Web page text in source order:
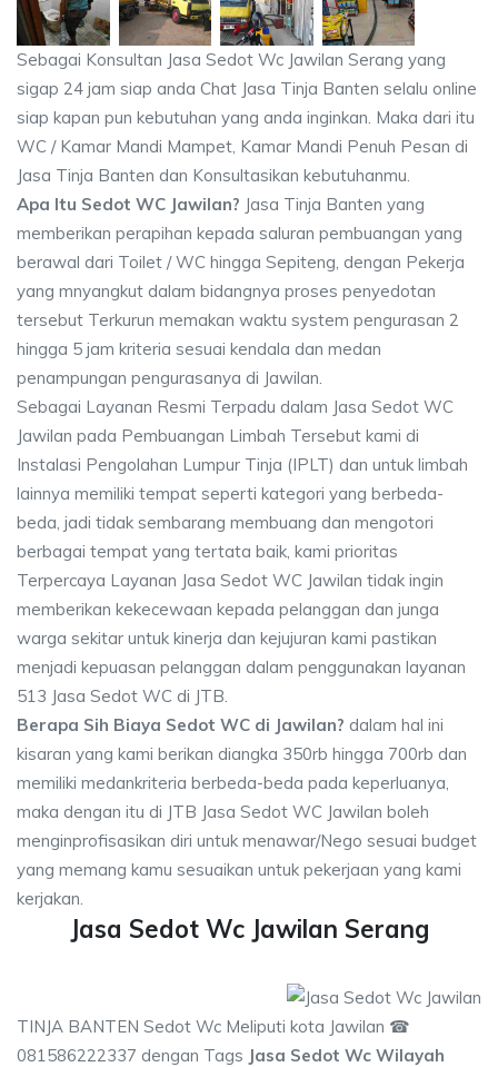
Sebagai Konsultan Jasa Sedot Wc Jawilan Serang yang
sigap 24 jam siap anda Chat Jasa Tinja Banten selalu online
siap kapan pun kebutuhan yang anda inginkan. Maka dari itu
WC / Kamar Mandi Mampet, Kamar Mandi Penuh Pesan di
Jasa Tinja Banten dan Konsultasikan kebutuhanmu.
Apa Itu Sedot WC Jawilan? Jasa Tinja Banten yang
memberikan perapihan kepada saluran pembuangan yang
berawal dari Toilet / WC hingga Sepiteng, dengan Pekerja
yang mnyangkut dalam bidangnya proses penyedotan
tersebut Terkurun memakan waktu system pengurasan 2
hingga 5 jam kriteria sesuai kendala dan medan
penampungan pengurasanya di Jawilan.
Sebagai Layanan Resmi Terpadu dalam Jasa Sedot WC
Jawilan pada Pembuangan Limbah Tersebut kami di
Instalasi Pengolahan Lumpur Tinja (IPLT) dan untuk limbah
lainnya memiliki tempat seperti kategori yang berbeda-
beda, jadi tidak sembarang membuang dan mengotori
berbagai tempat yang tertata baik, kami prioritas
Terpercaya Layanan Jasa Sedot WC Jawilan tidak ingin
memberikan kekecewaan kepada pelanggan dan junga
warga sekitar untuk kinerja dan kejujuran kami pastikan
menjadi kepuasan pelanggan dalam penggunakan layanan
513 Jasa Sedot WC di JTB.
Berapa Sih Biaya Sedot WC di Jawilan? dalam hal ini
kisaran yang kami berikan diangka 350rb hingga 700rb dan
memiliki medankriteria berbeda-beda pada keperluanya,
maka dengan itu di JTB Jasa Sedot WC Jawilan boleh
menginprofisasikan diri untuk menawar/Nego sesuai budget
yang memang kamu sesuaikan untuk pekerjaan yang kami
kerjakan.
Jasa Sedot Wc Jawilan Serang
TINJA BANTEN Sedot Wc Meliputi kota Jawilan ☎
081586222337 dengan Tags Jasa Sedot Wc Wilayah